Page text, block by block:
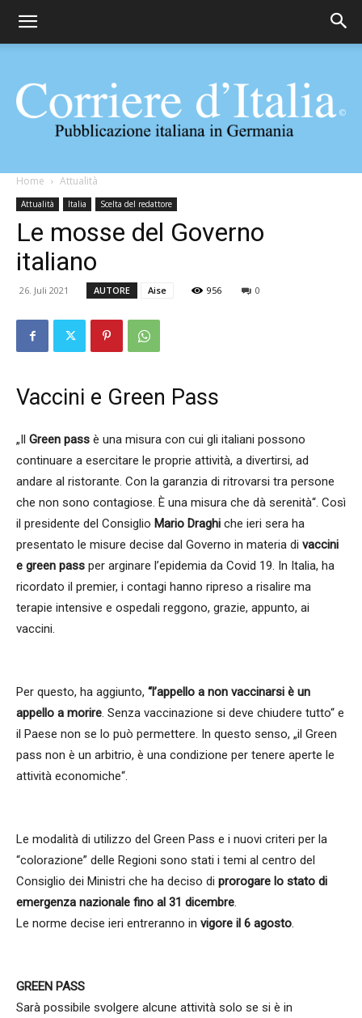
Corriere
d'Italia
Home Attualità
Attualità Italia Scelta del redattore
Le mosse del Governo
italiano
26. Juli 2021 AUTORE Aise 956 0
Vaccini e Green Pass
„Il Green pass è una misura con cui gli italiani possono
continuare a esercitare le proprie attività, a divertirsi, ad
andare al ristorante. Con la garanzia di ritrovarsi tra persone
che non sono contagiose. È una misura che dà serenità“. Così
il presidente del Consiglio Mario Draghi che ieri sera ha
presentato le misure decise dal Governo in materia di vaccini
e green pass per arginare l’epidemia da Covid 19. In Italia, ha
ricordato il premier, i contagi hanno ripreso a risalire ma
terapie intensive e ospedali reggono, grazie, appunto, ai
vaccini.
Per questo, ha aggiunto, “l’appello a non vaccinarsi è un
appello a morire. Senza vaccinazione si deve chiudere tutto“ e
il Paese non se lo può permettere. In questo senso, „il Green
pass non è un arbitrio, è una condizione per tenere aperte le
attività economiche“.
Le modalità di utilizzo del Green Pass e i nuovi criteri per la
“colorazione” delle Regioni sono stati i temi al centro del
Consiglio dei Ministri che ha deciso di prorogare lo stato di
emergenza nazionale fino al 31 dicembre.
Le norme decise ieri entreranno in vigore il 6 agosto.
GREEN PASS
Sarà possibile svolgere alcune attività solo se si è in